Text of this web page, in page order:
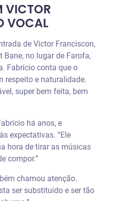
VICTOR
VOCAL
de Victor Franciscon,
no lugar de Farofa,
Fabrício conta que o
respeito e naturalidade.
super bem feita, bem
há anos, e
expectativas. “Ele
hora de tirar as músicas
compor.”
chamou atenção.
ser substituído e ser tão